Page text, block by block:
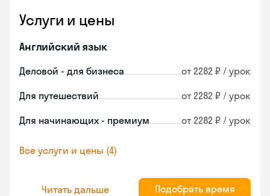
Услуги и цены
Английский язык
Деловой - для бизнеса от 2282 ₽ / урок
Для путешествий от 2282 ₽ / урок
Для начинающих - премиум от 2282 ₽ / урок
Все услуги и цены (4)
Читать дальше Подобрать время